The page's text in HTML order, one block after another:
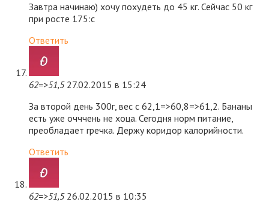
Завтра начинаю) хочу похудеть до 45 кг. Сейчас 50 кг
при росте 175:с
Ответить
62=>51,5 27.02.2015 в 15:24
За второй день 300г, вес с 62,1=>60,8=>61,2. Бананы
есть уже очччень не хоца. Сегодня норм питание,
преобладает гречка. Держу коридор калорийности.
Ответить
62=>51,5 26.02.2015 в 10:35